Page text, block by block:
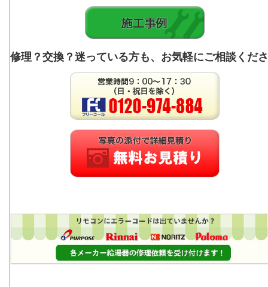
修理？交換？迷っている方も、お気軽にご相談くだ